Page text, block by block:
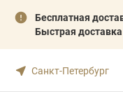
Бесплатная
Быстрая
Санкт-Петербург